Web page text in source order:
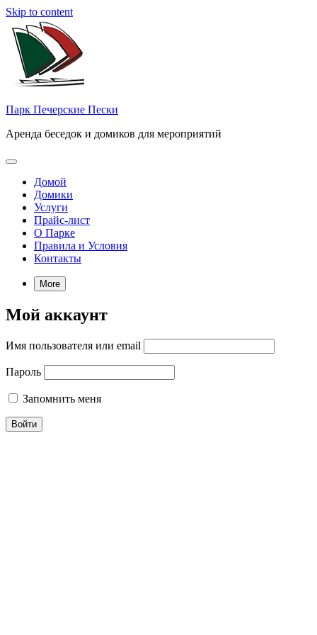
Skip to content
Парк Печерские Пески
Аренда беседок и домиков для мероприятий
Домой
Домики
Услуги
Прайс-лист
О Парке
Правила и Условия
Контакты
More
Мой аккаунт
Имя пользователя или email
Пароль
Запомнить меня